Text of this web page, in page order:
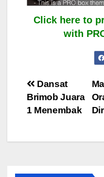
Click here to
with
Post
Dansat
Brimob Juara
1 Menembak